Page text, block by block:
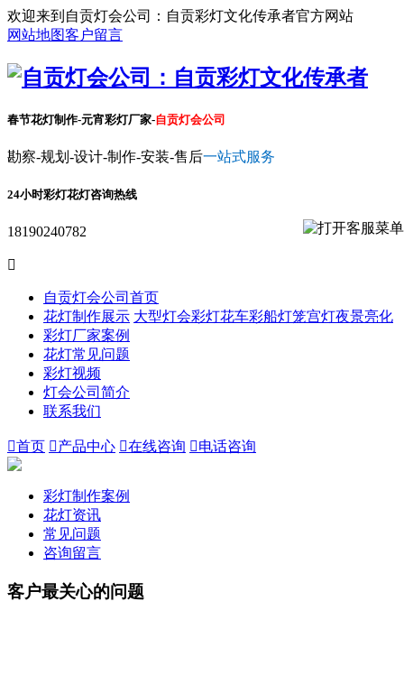
欢迎来到自贡灯会公司：自贡彩灯文化传承者官方网站
网站地图客户留言
春节花灯制作-元宵彩灯厂家-自贡灯会公司
勘察-规划-设计-制作-安装-售后一站式服务
24小时彩灯花灯咨询热线
18190240782

自贡灯会公司首页
花灯制作展示 大型灯会彩灯花车彩船灯笼宫灯夜景亮化
彩灯厂家案例
花灯常见问题
彩灯视频
灯会公司简介
联系我们
首页 产品中心 在线咨询 电话咨询
彩灯制作案例
花灯资讯
常见问题
咨询留言
客户最关心的问题